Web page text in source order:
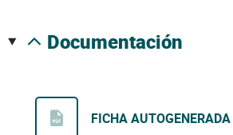
documentación
FICHA AUTOGENERADA